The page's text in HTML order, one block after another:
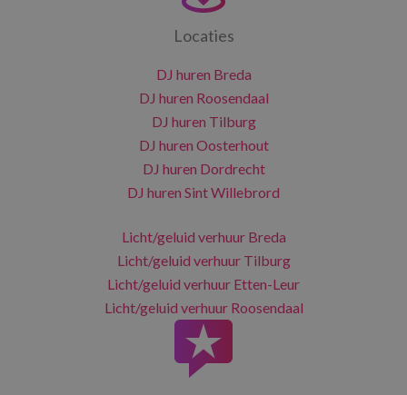
Locaties
DJ huren Breda
DJ huren Roosendaal
DJ huren Tilburg
DJ huren Oosterhout
DJ huren Dordrecht
DJ huren Sint Willebrord
Licht/geluid verhuur Breda
Licht/geluid verhuur Tilburg
Licht/geluid verhuur Etten-Leur
Licht/geluid verhuur Roosendaal